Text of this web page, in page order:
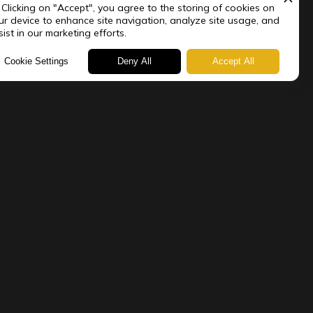
Clicking on "Accept", you agree to the storing of cookies on
device to enhance site navigation, analyze site usage, and
in our marketing efforts.
Cookie Settings Deny All Accept All